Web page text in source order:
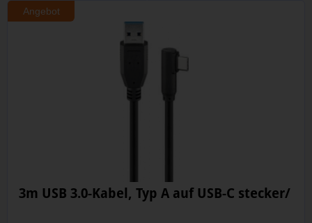
Angebot
3m USB 3.0-Kabel, Typ A auf USB-C stecker/